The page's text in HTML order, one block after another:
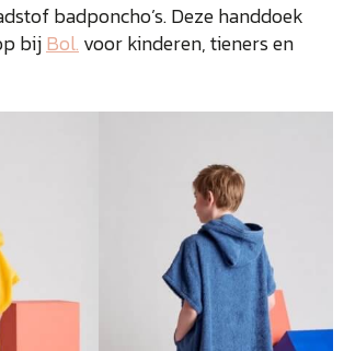
badponcho’s. Deze handdoek
bijBol. voor kinderen, tieners en